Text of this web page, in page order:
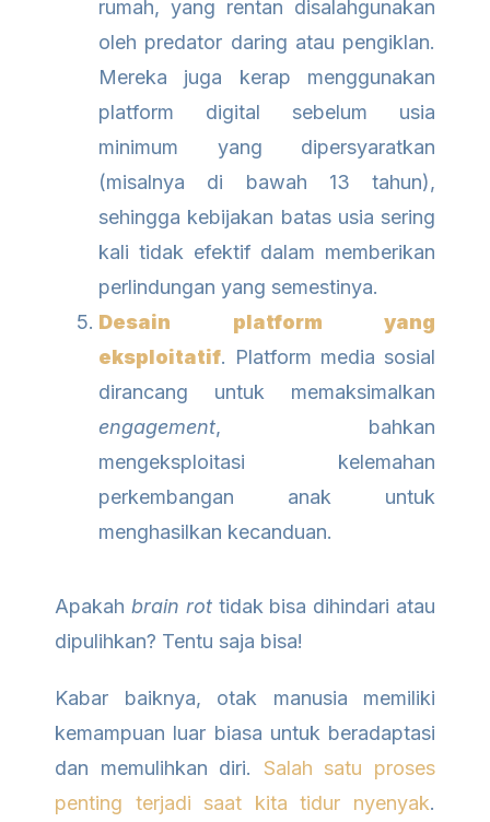
rumah, yang rentan disalahgunakan
oleh predator daring atau pengiklan.
Mereka juga kerap menggunakan
platform digital sebelum usia
minimum yang dipersyaratkan
(misalnya di bawah 13 tahun),
sehingga kebijakan batas usia sering
kali tidak efektif dalam memberikan
perlindungan yang semestinya.
Desain platform yang
eksploitatif. Platform media sosial
dirancang untuk memaksimalkan
engagement, bahkan
mengeksploitasi kelemahan
perkembangan anak untuk
menghasilkan kecanduan.
Apakah brain rottidak bisa dihindari atau
dipulihkan? Tentu saja bisa!
Kabar baiknya, otak manusia memiliki
kemampuan luar biasa untuk beradaptasi
dan memulihkan diri. Salah satu proses
penting terjadi saat kita tidur nyenyak.